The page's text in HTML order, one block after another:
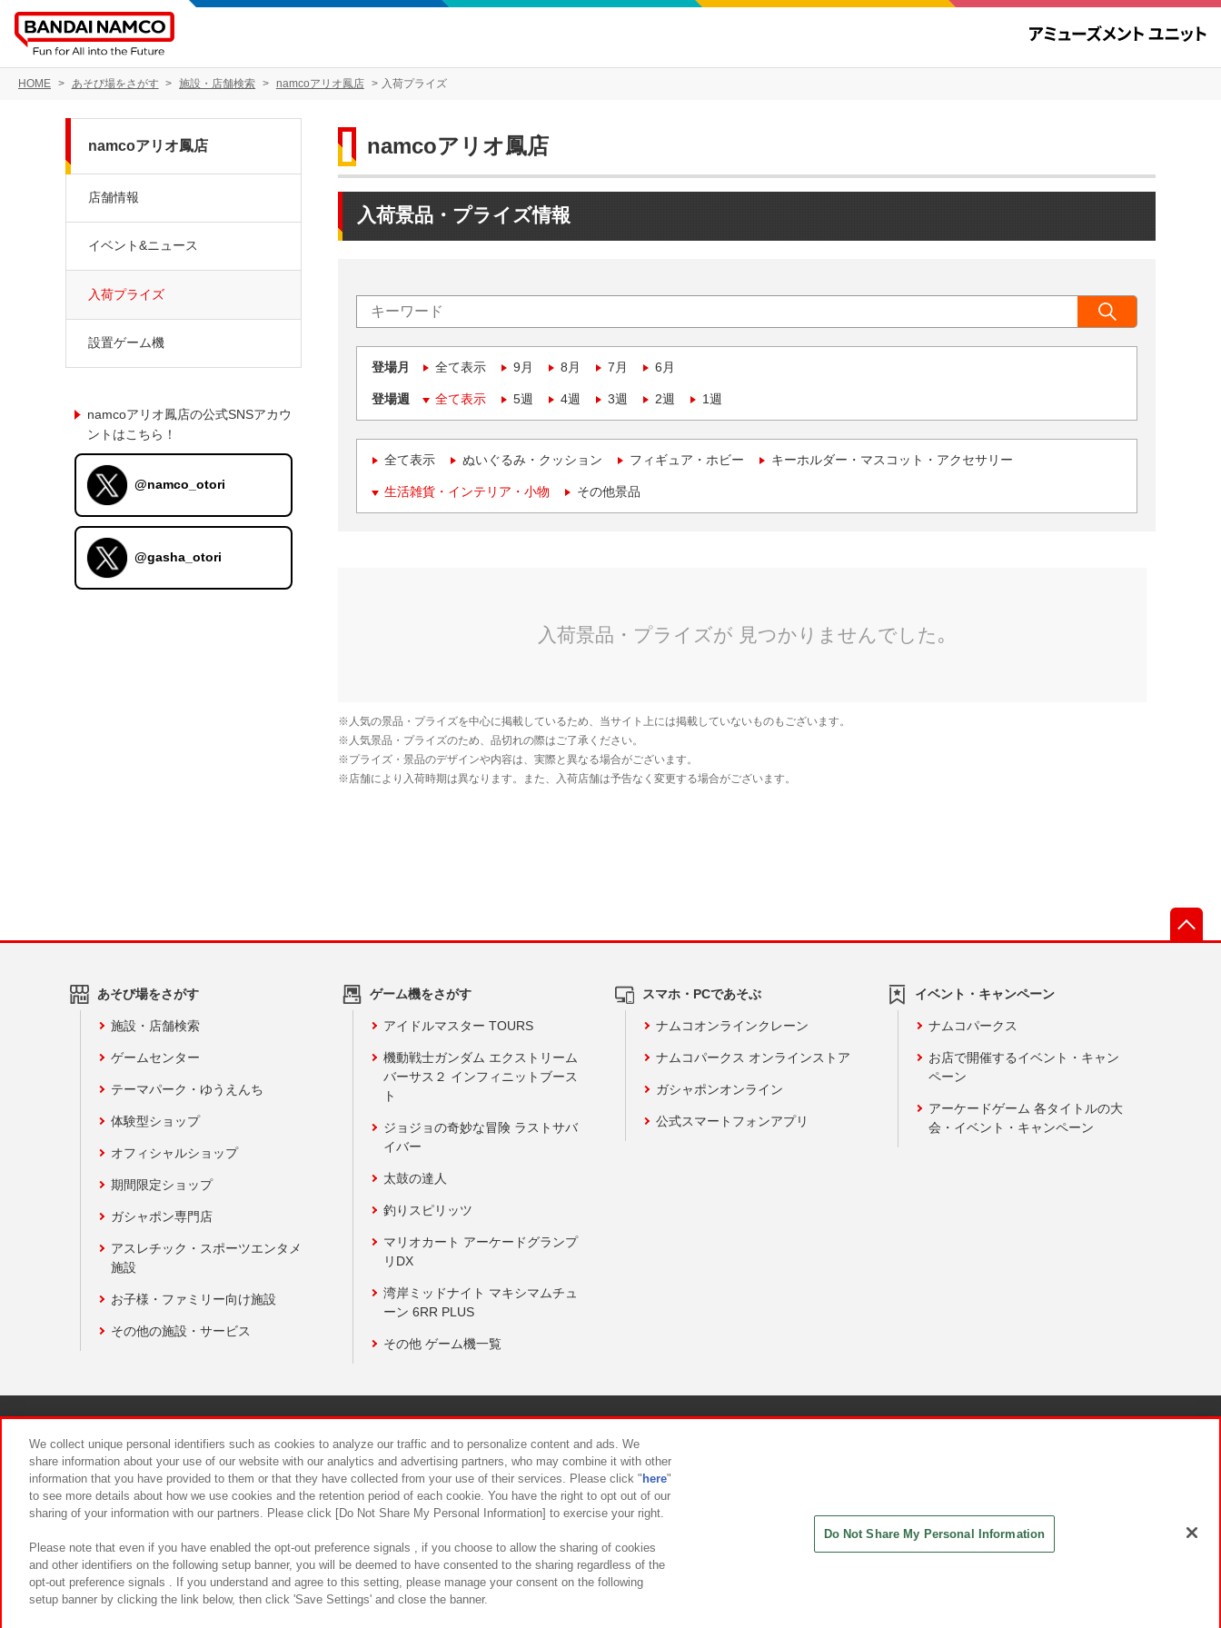
HOME あそび場をさがす 施設・店舗検索 namcoアリオ鳳店 入荷プライズ
namcoアリオ鳳店
入荷景品・プライズ情報
登場月 全て表示 9月 8月 7月 6月
登場週 全て表示 5週 4週 3週 2週 1週
全て表示 ぬいぐるみ・クッション フィギュア・ホビー キーホルダー・マスコット・アクセサリー
生活雑貨・インテリア・小物 その他景品
namcoアリオ鳳店
店舗情報
イベント&ニュース
入荷プライズ
設置ゲーム機
namcoアリオ鳳店の公式SNSアカウ
ントはこちら！
@namco_otori
@gasha_otori
あそび場をさがす
施設・店舗検索
ゲームセンター
テーマパーク・ゆうえんち
体験型ショップ
オフィシャルショップ
期間限定ショップ
ガシャポン専門店
アスレチック・スポーツエンタメ
施設
お子様・ファミリー向け施設
その他の施設・サービス
ゲーム機をさがす
アイドルマスター TOURS
機動戦士ガンダム エクストリーム
バーサス２ インフィニットブース
ト
ジョジョの奇妙な冒険 ラストサバ
イバー
太鼓の達人
釣りスピリッツ
マリオカート アーケードグランプ
リDX
湾岸ミッドナイト マキシマムチュ
ーン 6RR PLUS
その他 ゲーム機一覧
スマホ・PCであそぶ
ナムコオンラインクレーン
ナムコパークス オンラインストア
ガシャポンオンライン
公式スマートフォンアプリ
イベント・キャンペーン
ナムコパークス
お店で開催するイベント・キャン
ペーン
アーケードゲーム 各タイトルの大
会・イベント・キャンペーン
食品のご提供について カスタマーハラスメント対応方針
We collect unique personal identifiers such as cookies to analyze our traffic and to personalize content and ads. We
share information about your use of our website with our analytics and advertising partners, who may combine it with other
information that you have provided to them or that they have collected from your use of their services. Please click " here"
to see more details about how we use cookies and the retention period of each cookie. You have the right to opt out of our
sharing of your information with our partners. Please click [Do Not Share My Personal Information] to exercise your right.
Please note that even if you have enabled the opt-out preference signals , if you choose to allow the sharing of cookies
and other identifiers on the following setup banner, you will be deemed to have consented to the sharing regardless of the
opt-out preference signals . If you understand and agree to this setting, please manage your consent on the following
setup banner by clicking the link below, then click 'Save Settings' and close the banner.
Do Not Share My Personal Information